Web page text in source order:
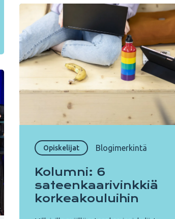
Opiskelijat Blogimerkintä
Kolumni: 6
sateenkaarivinkkiä
korkeakouluihin